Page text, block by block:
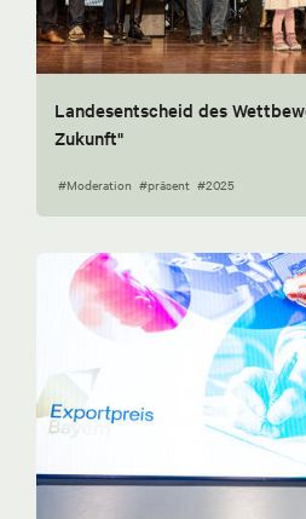
Landesentscheid des
Zukunft"
#Moderation #präsent #2025